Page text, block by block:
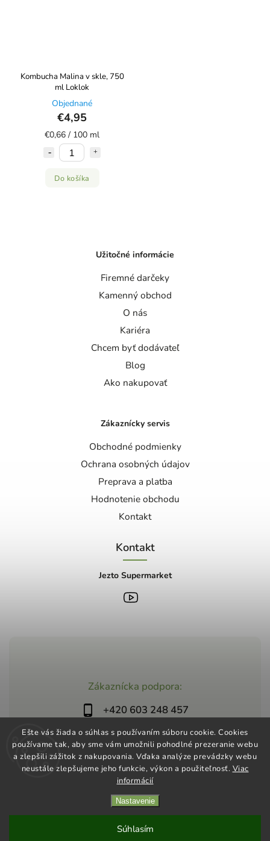
Ešte vás žiada o súhlas s používaním súboru cookie. Cookies
používame tak, aby sme vám umožnili pohodlné prezeranie webu
a zlepšili zážitok z nakupovania. Vďaka analýze prevádzky webu
neustále zlepšujeme jeho funkcie, výkon a použiteľnosť. Viac
informácií
Nastavenie
Súhlasím
Kombucha Malina v skle, 750
ml Loklok
Objednané
€4,95
€0,66 / 100 ml
Do košíka
Zákaznícka podpora:
+420 603 248 457
info@jeztomarket.cz
Užitočné informácie
Firemné darčeky
Kamenný obchod
O nás
Kariéra
Chcem byť dodávateľ
Blog
Ako nakupovať
Zákaznícky servis
Obchodné podmienky
Ochrana osobných údajov
Preprava a platba
Hodnotenie obchodu
Kontakt
Kontakt
Jezto Supermarket
Shoptet | Design